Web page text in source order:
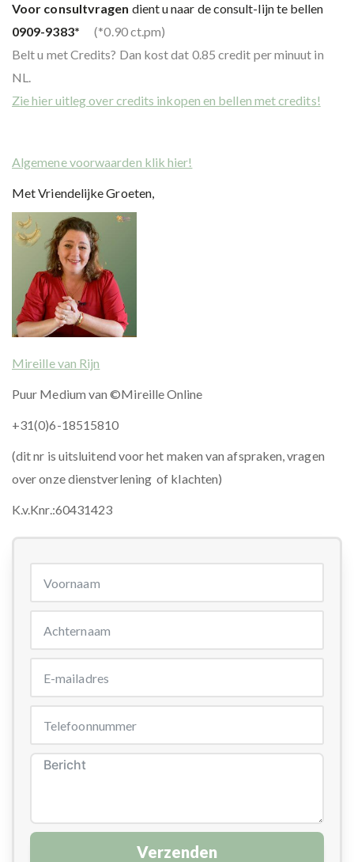
Voor consultvragen dient u naar de consult-lijn te bellen
0909-9383*
(*0.90 ct.pm)
Belt u met Credits? Dan kost dat 0.85 credit per minuut in
NL.
Zie hier uitleg over credits inkopen en bellen met credits!
Algemene voorwaarden klik hier!
Met Vriendelijke Groeten,
Mireille van Rijn
Puur Medium van ©Mireille Online
+31(0)6-18515810
(dit nr is uitsluitend voor het maken van afspraken, vragen
over onze dienstverlening of klachten)
K.v.Knr.:60431423
Verzenden